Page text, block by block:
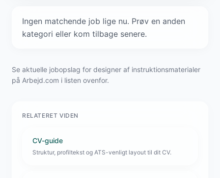
Ingen matchende job lige nu. Prøv en anden
kategori eller kom tilbage senere.
Se aktuelle jobopslag for designer af instruktionsmaterialer
på Arbejd.com i listen ovenfor.
RELATERET VIDEN
CV-guide
Struktur, profiltekst og ATS-venligt layout til dit CV.